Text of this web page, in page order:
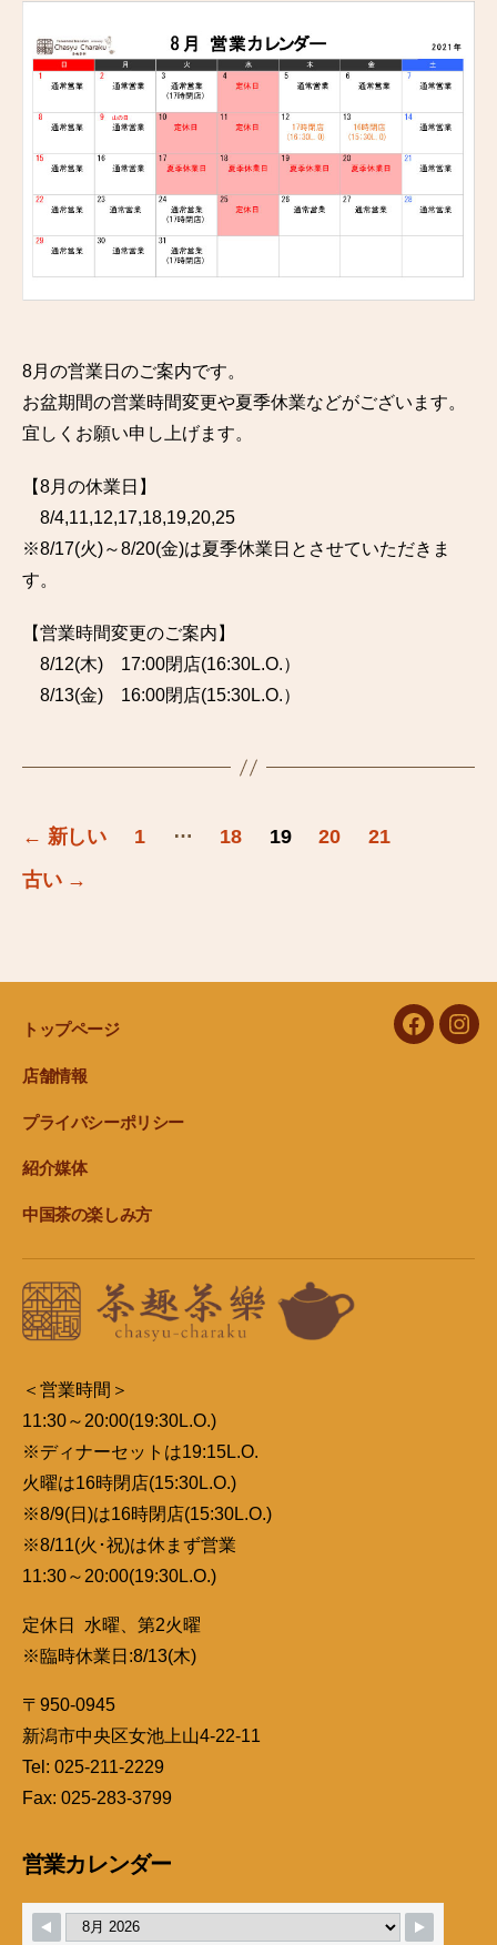
8月の営業日のご案内です。
お盆期間の営業時間変更や夏季休業などがございます。
宜しくお願い申し上げます。
【8月の休業日】
8/4,11,12,17,18,19,20,25
※8/17(火)～8/20(金)は夏季休業日とさせていただきま
す。
【営業時間変更のご案内】
8/12(木) 17:00閉店(16:30L.O.）
8/13(金) 16:00閉店(15:30L.O.）
の
送
り
← 新しい 1 … 18 19 20
21
古い →
トップページ
店舗情報
プライバシーポリシー
紹介媒体
中国茶の楽しみ方
facebook
＜営業時間＞
11:30～20:00(19:30L.O.)
※ディナーセットは19:15L.O.
火曜は16時閉店(15:30L.O.)
※8/9(日)は16時閉店(15:30L.O.)
※8/11(火･祝)は休まず営業
11:30～20:00(19:30L.O.)
定休日 水曜、第2火曜
※臨時休業日:8/13(木)
〒950-0945
新潟市中央区女池上山4-22-11
Tel: 025-211-2229
Fax: 025-283-3799
営業カレンダー